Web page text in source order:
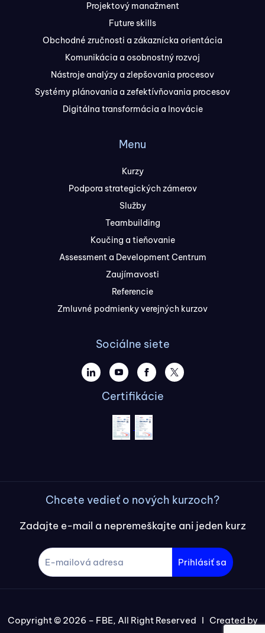
Projektový manažment
Future skills
Obchodné zručnosti a zákaznícka orientácia
Komunikácia a osobnostný rozvoj
Nástroje analýzy a zlepšovania procesov
Systémy plánovania a zefektívňovania procesov
Digitálna transformácia a Inovácie
Menu
Kurzy
Podpora strategických zámerov
Služby
Teambuilding
Koučing a tieňovanie
Assessment a Development Centrum
Zaujímavosti
Referencie
Zmluvné podmienky verejných kurzov
Sociálne siete
Certifikácie
Chcete vedieť o nových kurzoch?
Zadajte e-mail a nepremeškajte ani jeden kurz
Prihlásiť sa
Copyright © 2026 – FBE, All Right Reserved I Created by